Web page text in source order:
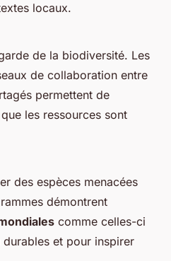
locaux.
de la biodiversité. Les
de collaboration entre
permettent de
les ressources sont
des espèces menacées
démontrent
comme celles-ci
et pour inspirer